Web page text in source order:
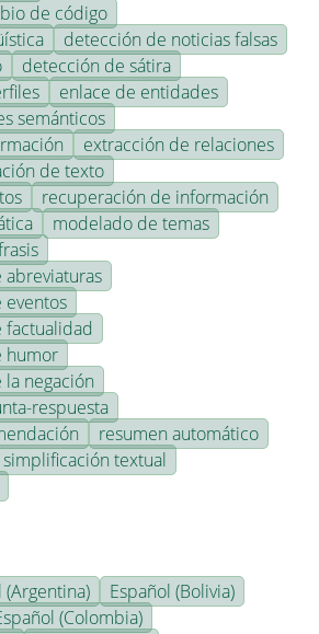
de código
detección de noticias falsas
detección de sátira
enlace de entidades
semánticos
extracción de relaciones
de texto
recuperación de información
modelado de temas
eventos
humor
negación
respuesta
resumen automático
simplificación textual
(Argentina)
Español (Bolivia)
(Colombia)